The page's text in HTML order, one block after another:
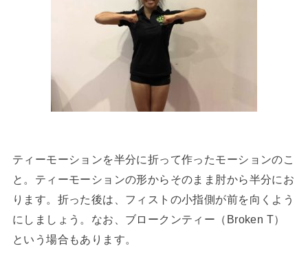
ティーモーションを半分に折って作ったモーションのこ
と。ティーモーションの形からそのまま肘から半分にお
ります。折った後は、フィストの小指側が前を向くよう
にしましょう。なお、ブロークンティー（Broken T）
という場合もあります。